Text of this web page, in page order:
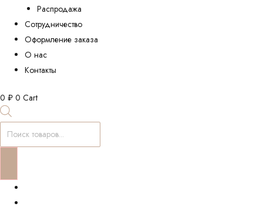
Распродажа
Сотрудничество
Оформление заказа
О нас
Контакты
0 ₽ 0 Cart
Поиск
товаров